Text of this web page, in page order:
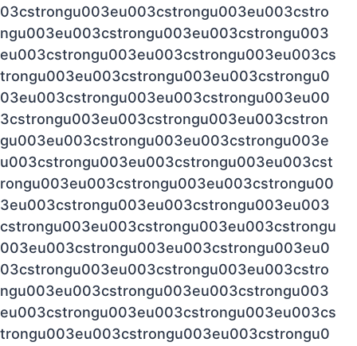
03cstrongu003eu003cstrongu003eu003cstro
ngu003eu003cstrongu003eu003cstrongu003
eu003cstrongu003eu003cstrongu003eu003cs
trongu003eu003cstrongu003eu003cstrongu0
03eu003cstrongu003eu003cstrongu003eu00
3cstrongu003eu003cstrongu003eu003cstron
gu003eu003cstrongu003eu003cstrongu003e
u003cstrongu003eu003cstrongu003eu003cst
rongu003eu003cstrongu003eu003cstrongu00
3eu003cstrongu003eu003cstrongu003eu003
cstrongu003eu003cstrongu003eu003cstrongu
003eu003cstrongu003eu003cstrongu003eu0
03cstrongu003eu003cstrongu003eu003cstro
ngu003eu003cstrongu003eu003cstrongu003
eu003cstrongu003eu003cstrongu003eu003cs
trongu003eu003cstrongu003eu003cstrongu0